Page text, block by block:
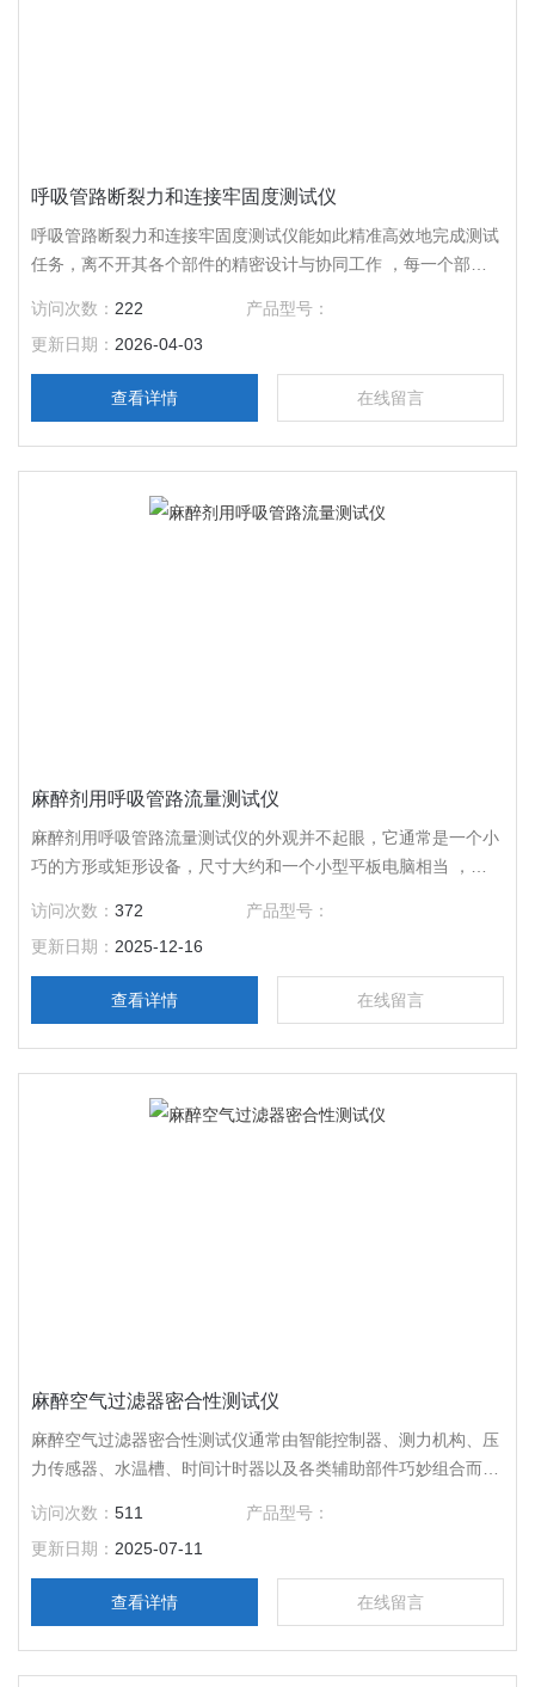
呼吸管路断裂力和连接牢固度测试仪
呼吸管路断裂力和连接牢固度测试仪能如此精准高效地完成测试
任务，离不开其各个部件的精密设计与协同工作 ，每一个部件
湖” 中，发挥着重要的关键作用。
访问次数： 222
产品型号：
更新日期： 2026-04-03
查看详情 在线留言
麻醉剂用呼吸管路流量测试仪
麻醉剂用呼吸管路流量测试仪的外观并不起眼，它通常是一个小
巧的方形或矩形设备，尺寸大约和一个小型平板电脑相当 ，方
访问次数：372
产品型号：
更新日期： 2025-12-16
查看详情 在线留言
麻醉空气过滤器密合性测试仪
麻醉空气过滤器密合性测试仪通常由智能控制器、测力机构、压
力传感器、水温槽、时间计时器以及各类辅助部件巧妙组合而
访问次数：511
产品型号：
更新日期： 2025-07-11
查看详情 在线留言